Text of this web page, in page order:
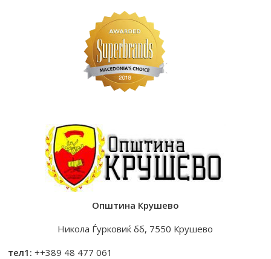
Општина Крушево
Никола Ѓурковиќ бб, 7550 Крушево
тел1: ++389 48 477 061